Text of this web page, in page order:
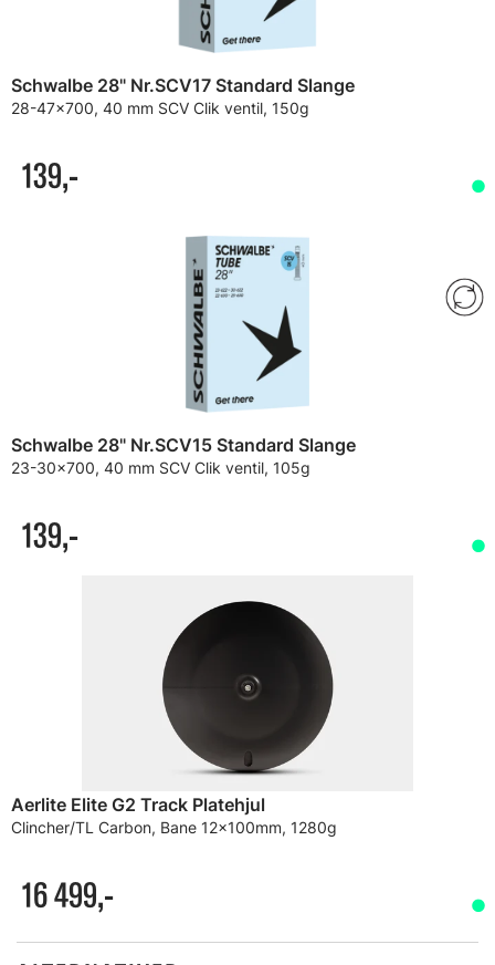
Schwalbe 28" Nr.SCV17 Standard Slange
28-47x700, 40 mm SCV Clik ventil, 150g
139,-
Schwalbe 28" Nr.SCV15 Standard Slange
23-30x700, 40 mm SCV Clik ventil, 105g
139,-
Aerlite Elite G2 Track Platehjul
Clincher/TL Carbon, Bane 12x100mm, 1280g
16 499,-